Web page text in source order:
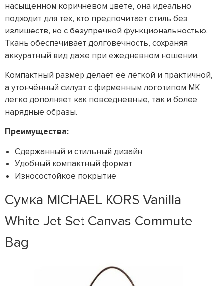
насыщенном коричневом цвете, она идеально
подходит для тех, кто предпочитает стиль без
излишеств, но с безупречной функциональностью.
Ткань обеспечивает долговечность, сохраняя
аккуратный вид даже при ежедневном ношении.
Компактный размер делает её лёгкой и практичной,
а утончённый силуэт с фирменным логотипом MK
легко дополняет как повседневные, так и более
нарядные образы.
Преимущества:
Сдержанный и стильный дизайн
Удобный компактный формат
Износостойкое покрытие
Сумка MICHAEL KORS Vanilla
White Jet Set Canvas Commute
Bag